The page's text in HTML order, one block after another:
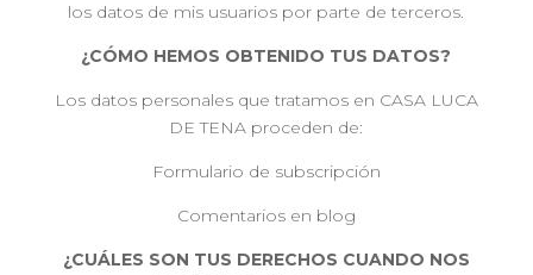
los datos de mis usuarios por parte de terceros.
¿CÓMO HEMOS OBTENIDO TUS DATOS?
Los datos personales que tratamos en CASA LUCA
DE TENA proceden de:
Formulario de subscripción
Comentarios en blog
¿CUÁLES SON TUS DERECHOS CUANDO NOS